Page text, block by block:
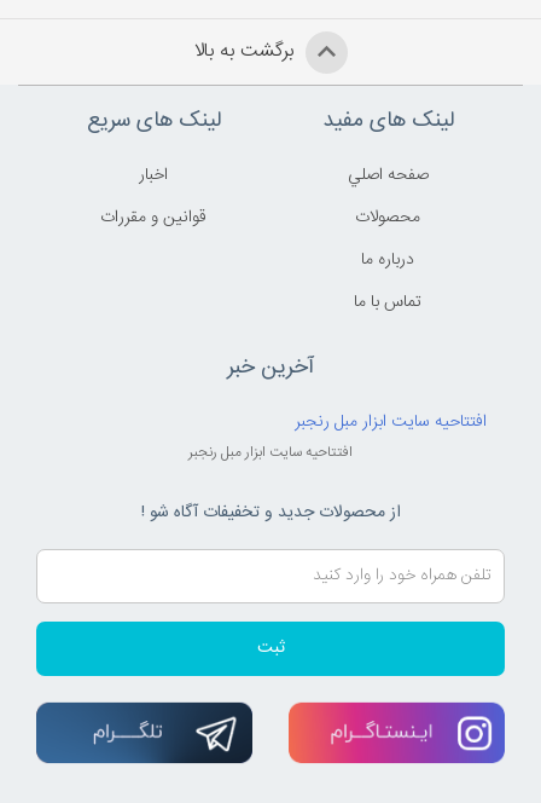
برگشت به بالا
لینک های مفید
صفحه اصلي
محصولات
درباره ما
تماس با ما
لینک های سریع
اخبار
قوانين و مقررات
آخرین خبر
افتتاحیه سایت ابزار مبل رنجبر
افتتاحیه سایت ابزار مبل رنجبر
از محصولات جدید و تخفیفات آگاه شو !
ثبت